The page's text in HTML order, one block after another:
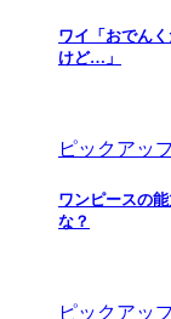
ワイ「おでん
けど…」
ピックアッ
ワンピースの
な？
ピックアッ